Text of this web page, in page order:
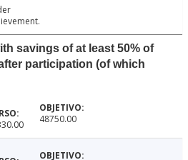
savings of at least 50% of
participation (of which
48750.00